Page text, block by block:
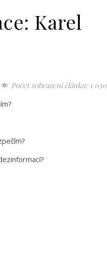
Karel
Počet zobrazení článku: 1 030